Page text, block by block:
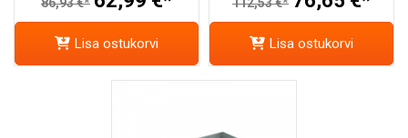
Lisa ostukorvi Lisa ostukorvi